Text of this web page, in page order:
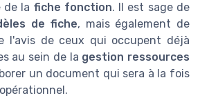
de la fiche fonction. Il est sage de
de fiche, mais également de
l'avis de ceux qui occupent déjà
au sein de la gestion ressources
un document qui sera à la fois